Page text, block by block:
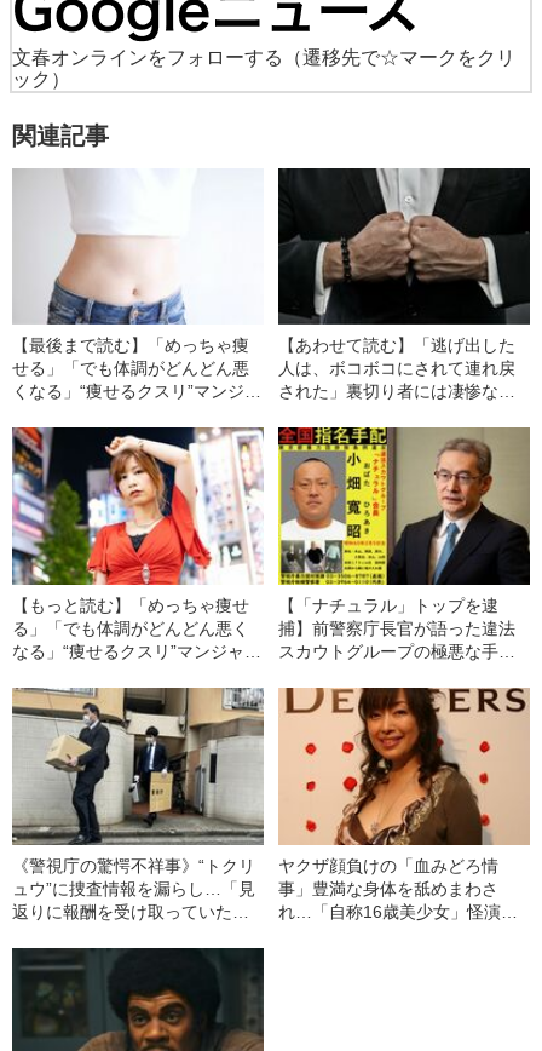
文春オンラインをフォローする
（遷移先で☆マークをクリ
ック）
関連記事
【最後まで読む】「めっちゃ痩
せる」「でも体調がどんどん悪
くなる」“痩せるクスリ”マンジャ
害も…“違法スカウトグループ”と
美容業界の危ない関係
【あわせて読む】「逃げ出した
人は、ボコボコにされて連れ戻
された」裏切り者には凄惨なリ
違法スカウトグループのヤバす
ぎる実態
【もっと読む】「めっちゃ痩せ
る」「でも体調がどんどん悪く
なる」“痩せるクスリ”マンジャロ
も…“違法スカウトグループ”と美
容業界の危ない関係
【「ナチュラル」トップを逮
捕】前警察庁長官が語った違法
スカウトグループの極悪な手口
要する」
《警視庁の驚愕不祥事》“トクリ
ュウ”に捜査情報を漏らし…「見
返りに報酬を受け取っていた疑
ヤクザ顔負けの「血みどろ情
事」豊満な身体を舐めまわさ
れ…「自称16歳美少女」怪演